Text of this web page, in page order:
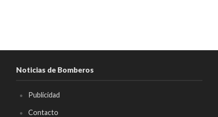
Noticias de Bomberos
Publicidad
Contacto